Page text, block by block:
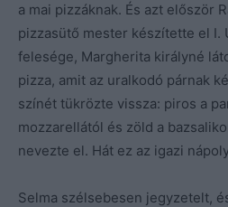
a mai pizzáknak. És azt először
pizzasütő mester készítette el I.
felesége, Margherita királyné
pizza, amit az uralkodó párnak
színét tükrözte vissza: piros a
mozzarellától és zöld a
nevezte el. Hát ez az igazi
Selma szélsebesen jegyzetelt,